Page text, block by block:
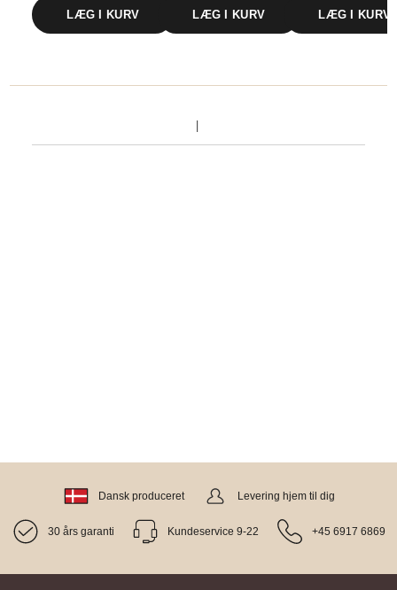
LÆG I KURV LÆG I KURV LÆG I KURV
Dansk produceret Levering hjem til dig
30 års garanti Kundeservice 9-22 +45 6917 6869